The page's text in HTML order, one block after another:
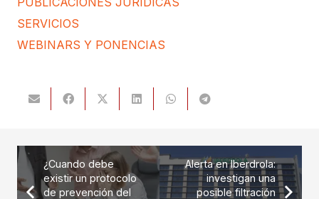
SERVICIOS
WEBINARS Y PONENCIAS
¿Cuando debe
existir un protocolo
de prevención del
Alerta en Iberdrola:
investigan una
posible filtración